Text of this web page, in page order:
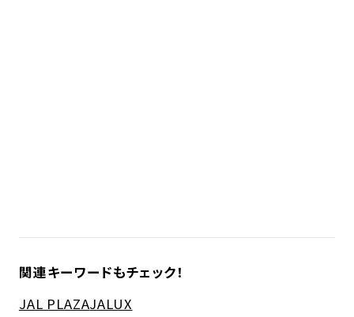
関連キーワードもチェック！
JAL PLAZAJALUX